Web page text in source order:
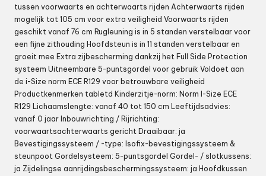
tussen voorwaarts en achterwaarts rijden Achterwaarts rijden
mogelijk tot 105 cm voor extra veiligheid Voorwaarts rijden
geschikt vanaf 76 cm Rugleuning is in 5 standen verstelbaar voor
een fijne zithouding Hoofdsteun is in 11 standen verstelbaar en
groeit mee Extra zijbescherming dankzij het Full Side Protection
systeem Uitneembare 5-puntsgordel voor gebruik Voldoet aan
de i-Size norm ECE R129 voor betrouwbare veiligheid
Productkenmerken tabletd Kinderzitje-norm: Norm I-Size ECE
R129 Lichaamslengte: vanaf 40 tot 150 cm Leeftijdsadvies:
vanaf 0 jaar Inbouwrichting / Rijrichting:
voorwaartsachterwaarts gericht Draaibaar: ja
Bevestigingssysteem / -type: Isofix-bevestigingssysteem &
steunpoot Gordelsysteem: 5-puntsgordel Gordel- / slotkussens:
ja Zijdelingse aanrijdingsbeschermingssysteem: ja Hoofdkussen